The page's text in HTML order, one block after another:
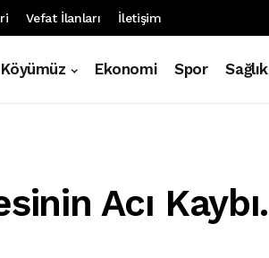
Vefat İlanları İletişim
Köyümüz Ekonomi Spor Sağlık
Acı Kaybı.